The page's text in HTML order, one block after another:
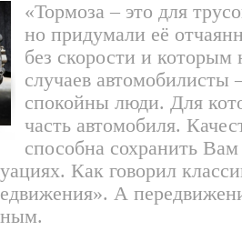
«Тормоза – это для
но придумали её
без скорости и которым
случаев автомобилисты
спокойны люди. Для
часть автомобиля.
способна сохранить
Как говорил
А